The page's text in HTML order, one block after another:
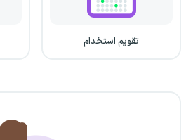
تقویم استخدام